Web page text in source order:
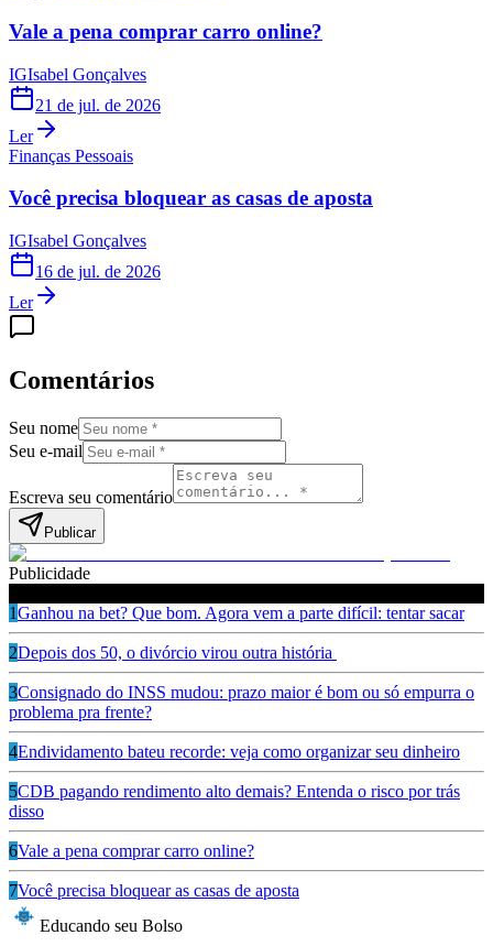
Vale a pena comprar carro online?
IGIsabel Gonçalves
21 de jul. de 2026
Ler
Finanças Pessoais
Você precisa bloquear as casas de aposta
IGIsabel Gonçalves
16 de jul. de 2026
Ler
Comentários
Seu nome
Seu e-mail
Escreva seu comentário
Publicar
Publicidade
1Ganhou na bet? Que bom. Agora vem a parte difícil: tentar sacar
2Depois dos 50, o divórcio virou outra história
3Consignado do INSS mudou: prazo maior é bom ou só empurra o
problema pra frente?
4Endividamento bateu recorde: veja como organizar seu dinheiro
5CDB pagando rendimento alto demais? Entenda o risco por trás
disso
6Vale a pena comprar carro online?
7Você precisa bloquear as casas de aposta
Educando seu Bolso